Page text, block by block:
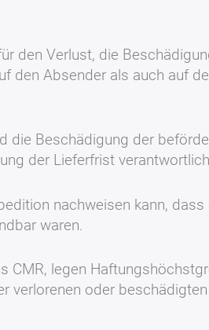
den Verlust, die
den Absender als auch auf
die Beschädigung der
der Lieferfrist
nachweisen kann,
waren.
CMR, legen
verlorenen oder beschädigten